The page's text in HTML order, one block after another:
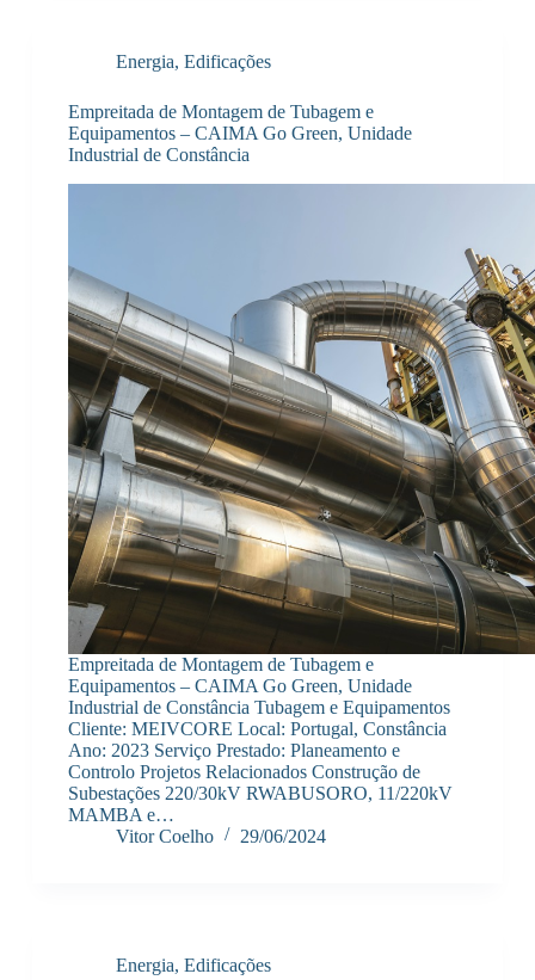
Energia, Edificações
Empreitada de Montagem de Tubagem e
Equipamentos – CAIMA Go Green, Unidade
Industrial de Constância
Empreitada de Montagem de Tubagem e
Equipamentos – CAIMA Go Green, Unidade
Industrial de Constância Tubagem e Equipamentos
Cliente: MEIVCORE Local: Portugal, Constância
Ano: 2023 Serviço Prestado: Planeamento e
Controlo Projetos Relacionados Construção de
Subestações 220/30kV RWABUSORO, 11/220kV
MAMBA e…
Vitor Coelho
29/06/2024
Energia, Edificações